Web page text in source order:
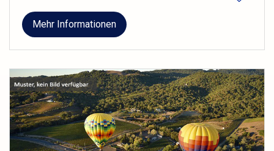
Mehr Informationen